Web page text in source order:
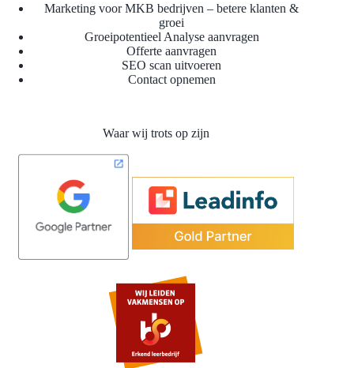
Marketing voor MKB bedrijven – betere klanten &
groei
Groeipotentieel Analyse aanvragen
Offerte aanvragen
SEO scan uitvoeren
Contact opnemen
Waar wij trots op zijn